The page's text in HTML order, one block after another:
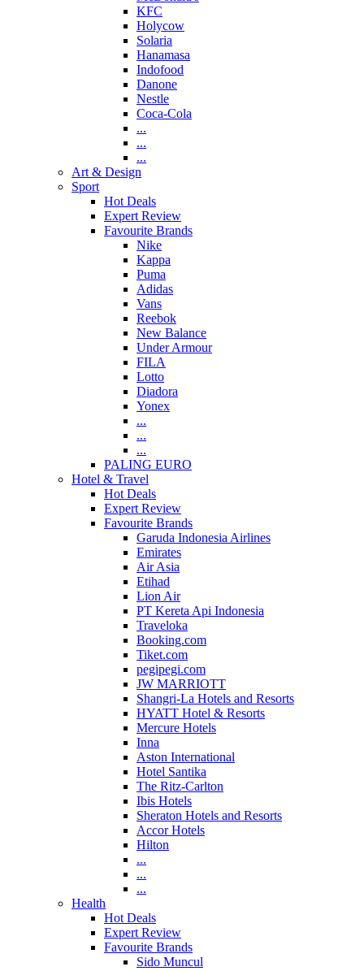
KFC
Holycow
Solaria
Hanamasa
Indofood
Danone
Nestle
Coca-Cola
...
...
...
Art & Design
Sport
Hot Deals
Expert Review
Favourite Brands
Nike
Kappa
Puma
Adidas
Vans
Reebok
New Balance
Under Armour
FILA
Lotto
Diadora
Yonex
...
...
...
PALING EURO
Hotel & Travel
Hot Deals
Expert Review
Favourite Brands
Garuda Indonesia Airlines
Emirates
Air Asia
Etihad
Lion Air
PT Kereta Api Indonesia
Traveloka
Booking.com
Tiket.com
pegipegi.com
JW MARRIOTT
Shangri-La Hotels and Resorts
HYATT Hotel & Resorts
Mercure Hotels
Inna
Aston International
Hotel Santika
The Ritz-Carlton
Ibis Hotels
Sheraton Hotels and Resorts
Accor Hotels
Hilton
...
...
...
Health
Hot Deals
Expert Review
Favourite Brands
Sido Muncul